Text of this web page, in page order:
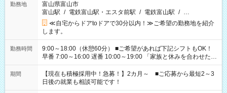
勤務地
富山県富山市
富山駅 / 電鉄富山駅・エスタ前駅 / 電鉄富山駅 / …
≪自宅からドアtoドアで30分以内！≫ご希望の勤務地を紹介
します。
勤務時間
9:00～18:00（休憩60分） ■ご希望があれば下記シフトもOK！
早番 7:00～16:00 遅番 10:00～19:00 「家族と休みを合わせた
い」 「余裕を持って夕飯の準備がしたい」 「できれば残業はし
たくない」 など、ご希望を教えてくださいね。 ※Wワーク希望
の方へ 今ご覧のお仕事で希望する勤務時間と、もう1つのお仕事
の勤務時間。 合計で週40時間を超える場合は応募できません。
期間
【現在も積極採用中！急募！】2カ月～ ■ご応募から最短2～3
日後の就業も相談可能です！